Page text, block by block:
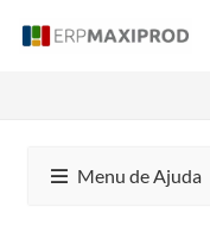
Menu de Ajuda